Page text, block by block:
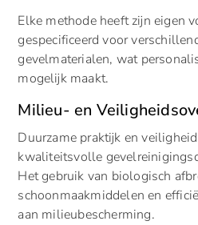
Elke methode heeft zijn eigen
gespecificeerd voor
gevelmaterialen, wat
mogelijk maakt.
Milieu- en
Duurzame praktijk en
kwaliteitsvolle
Het gebruik van biologisch
schoonmaakmiddelen en
aan milieubescherming.